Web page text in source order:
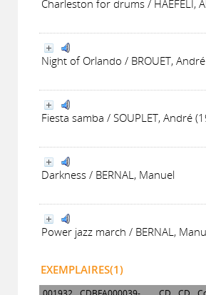
Charleston for drums / HAEFELI,
Night of Orlando / BROUET, André
Fiesta samba / SOUPLET, André
Darkness / BERNAL, Manuel
Power jazz march / BERNAL,
EXEMPLAIRES(1)